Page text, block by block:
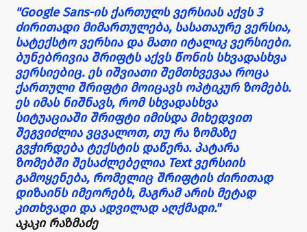
"Google Sans-ის ქართულს ვერსიას აქვს 3
ძირითადი მიმართულება, სასათაურე ვერსია,
სატექსტო ვერსია და მათი იტალიკ ვერსიები.
ბუნებრივია შრიფტს აქვს წონის სხვადასხვა
ვერსიებიც. ეს იშვიათი შემთხვევაა როცა
ქართული შრიფტი მოიცავს ოპტიკურ ზომებს.
ეს იმას ნიშნავს, რომ სხვადასხვა
სიტუაციაში შრიფტი იმისდა მიხედვით
შეგვიძლია ვცვალოთ, თუ რა ზომაზე
გვჭირდება ტექსტის დაწერა. პატარა
ზომებში შესაძლებელია Text ვერსიის
გამოყენება, რომელიც შრიფტის ძირითად
დიზაინს იმეორებს, მაგრამ არის მეტად
კითხვადი და ადვილად აღქმადი."
აკაკი რაზმაძე